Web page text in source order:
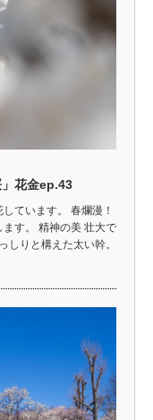
花金ep.43
ています。 春爛漫！
す。 精神の美 壮大で
しりと構えた太い幹。